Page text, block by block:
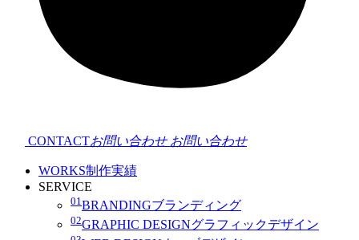
CONTACTお問い合わせ お問い合わせ
WORKS制作実績
SERVICE
01 BRANDINGブランディング
02GRAPHIC DESIGNグラフィックデザイン